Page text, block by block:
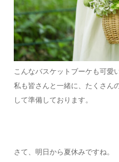
こんなバスケットブーケも可愛
私も皆さんと一緒に、たくさん
して準備しております。
さて、明日から夏休みですね。